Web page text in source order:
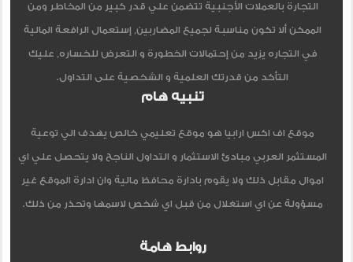
التجارة بالعملات الأجنبية تتضمن علي قدر كبير من المخاطر ومن
الممكن ألا تكون مناسبة لجميع المضاربين, إستعمال الرافعة المالية
في التجاره يزيد من إحتمالات الخطورة و التعرض للخساره, عليك
التأكد من قدرتك العلمية و الشخصية على التداول.
تنبيه هام
موقع اف اكس ارابيا هو موقع تعليمي خالص يهدف الي توعية
المستثمر العربي مبادئ الاستثمار و التداول الناجح ولا يتحصل علي اي
اموال مقابل ذلك ولا يقوم بادارة محافظ مالية وان ادارة الموقع غير
مسؤولة عن اي استغلال من قبل اي شخص لاسمها وتحذر من ذلك.
روابط هامة